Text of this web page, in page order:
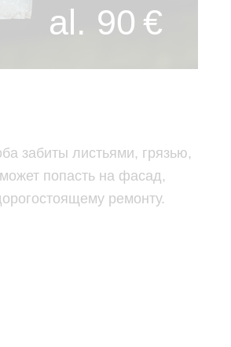
al. 90 €
забиты листьями, грязью,
попасть на фасад,
ремонту.